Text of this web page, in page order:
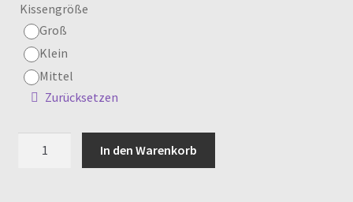
Kissengröße
Groß
Klein
Mittel
Zurücksetzen
In den Warenkorb